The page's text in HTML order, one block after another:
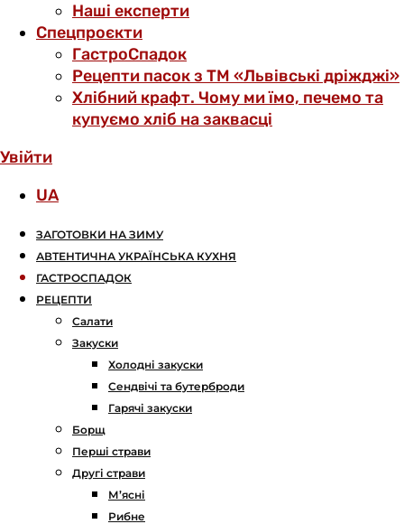
Наші експерти
Спецпроєкти
ГастроСпадок
Рецепти пасок з ТМ «Львівські дріжджі»
Хлібний крафт. Чому ми їмо, печемо та
купуємо хліб на заквасці
Увійти
UA
ЗАГОТОВКИ НА ЗИМУ
АВТЕНТИЧНА УКРАЇНСЬКА КУХНЯ
ГАСТРОСПАДОК
РЕЦЕПТИ
Салати
Закуски
Холодні закуски
Сендвічі та бутерброди
Гарячі закуски
Борщ
Перші страви
Другі страви
М’ясні
Рибне